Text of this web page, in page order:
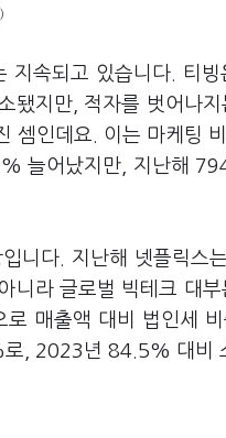
속되고 있습니다. 티빙
됐지만, 적자를 벗어나지
셈인데요. 이는 마케팅
늘어났지만, 지난해
니다. 지난해 넷플릭스
니라 글로벌 빅테크 대부
매출액 대비 법인세
, 2023년 84.5% 대비